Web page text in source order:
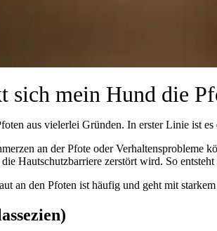
sich mein Hund die
aus vielerlei Gründen. In erster Linie ist
an der Pfote oder Verhaltensprobleme
Hautschutzbarriere zerstört wird. So
an den Pfoten ist häufig und geht mit